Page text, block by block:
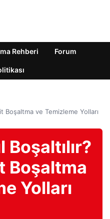
Rehberi Forum
Boşaltma ve Temizleme Yolları
Boşaltılır?
Boşaltma
Yolları